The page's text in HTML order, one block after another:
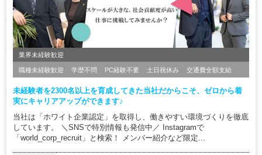
業界未経験歓迎
職種未経験歓迎 学歴不問 PC経験不要 土日祝休み 交通費全額支給
未経験者を2300名以上を育成してきた当社だからこそ、ゼロから着
実にキャリアアップができます♪
当社は「ホワイト企業認定」を取得し、働きやすい環境づくりを徹底
しています。 ＼SNSで特別情報も発信中／ Instagramで
「world_corp_recruit」と検索！ メンバー紹介など限定...